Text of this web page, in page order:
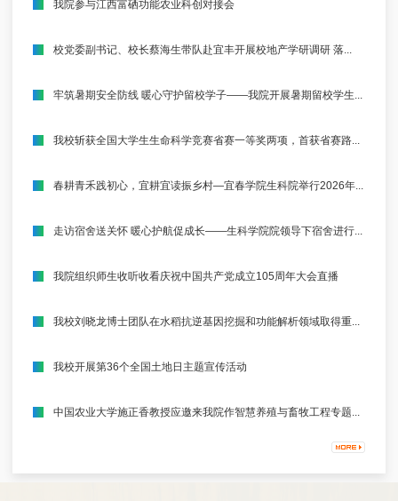
我院参与江西富硒功能农业科创对接会
校党委副书记、校长蔡海生带队赴宜丰开展校地产学研调研 落...
牢筑暑期安全防线 暖心守护留校学子——我院开展暑期留校学生...
我校斩获全国大学生生命科学竞赛省赛一等奖两项，首获省赛路...
春耕青禾践初心，宜耕宜读振乡村—宜春学院生科院举行2026年...
走访宿舍送关怀 暖心护航促成长——生科学院院领导下宿舍进行...
我院组织师生收听收看庆祝中国共产党成立105周年大会直播
我校刘晓龙博士团队在水稻抗逆基因挖掘和功能解析领域取得重...
我校开展第36个全国土地日主题宣传活动
中国农业大学施正香教授应邀来我院作智慧养殖与畜牧工程专题...